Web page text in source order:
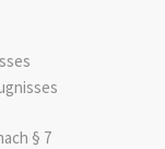
§ 7